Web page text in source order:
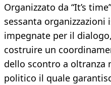
Organizzato da “It’s
sessanta organizzazioni
impegnate per il
costruire un
dello scontro a oltranza
politico il quale